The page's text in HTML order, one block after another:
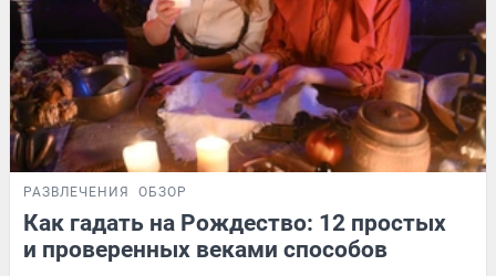
РАЗВЛЕЧЕНИЯ ОБЗОР
Как гадать на Рождество: 12 простых
и проверенных веками способов